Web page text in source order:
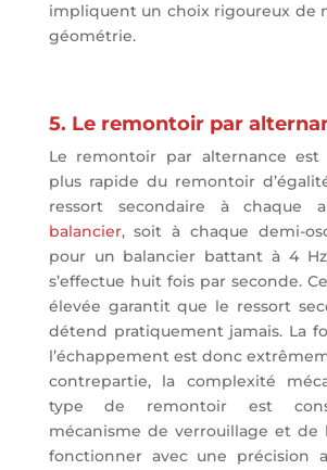
impliquent un choix rigoureux de
géométrie.
5. Le remontoir par
Le remontoir par alternance est
plus rapide du remontoir
ressort secondaire à chaque
balancier, soit à chaque demi-
pour un balancier battant à 4
s’effectue huit fois par seconde.
élevée garantit que le ressort
détend pratiquement jamais. La
l’échappement est donc
contrepartie, la complexité
type de remontoir est
mécanisme de verrouillage et de
fonctionner avec une précision